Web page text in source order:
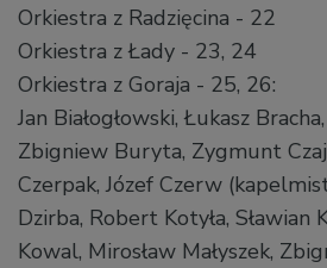
Orkiestra z Radzięcina - 22
Orkiestra z Łady - 23, 24
Orkiestra z Goraja - 25, 26:
Jan Białogłowski, Łukasz
Zbigniew Buryta, Zygmunt
Czerpak, Józef Czerw
Dzirba, Robert Kotyła, Sławian
Kowal, Mirosław Małyszek,